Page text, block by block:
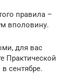
правила –
вполовину.
для вас
Практической
сентябре.